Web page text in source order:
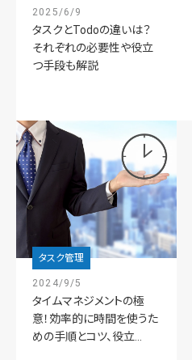
2025/6/9
タスクとTodoの違いは？
それぞれの必要性や役立
つ手段も解説
タスク管理
2024/9/5
タイムマネジメントの極
意！効率的に時間を使うた
めの手順とコツ、役立...